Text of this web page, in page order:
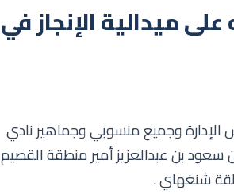
ميدالية الإنجاز في
الإدارة وجميع منسوبي وجماهير نادي
سعود بن عبدالعزيز أمير منطقة القصيم
شنغهاي .